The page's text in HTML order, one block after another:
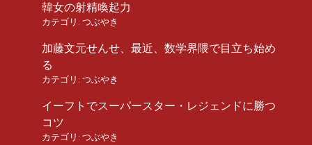
韓女の射精喚起力
カテゴリ: つぶやき
加藤文元せんせ、最近、数学界隈で目立ち始め
る
カテゴリ: つぶやき
イーフトでスーパースター・レジェンドに勝つ
コツ
カテゴリ: つぶやき